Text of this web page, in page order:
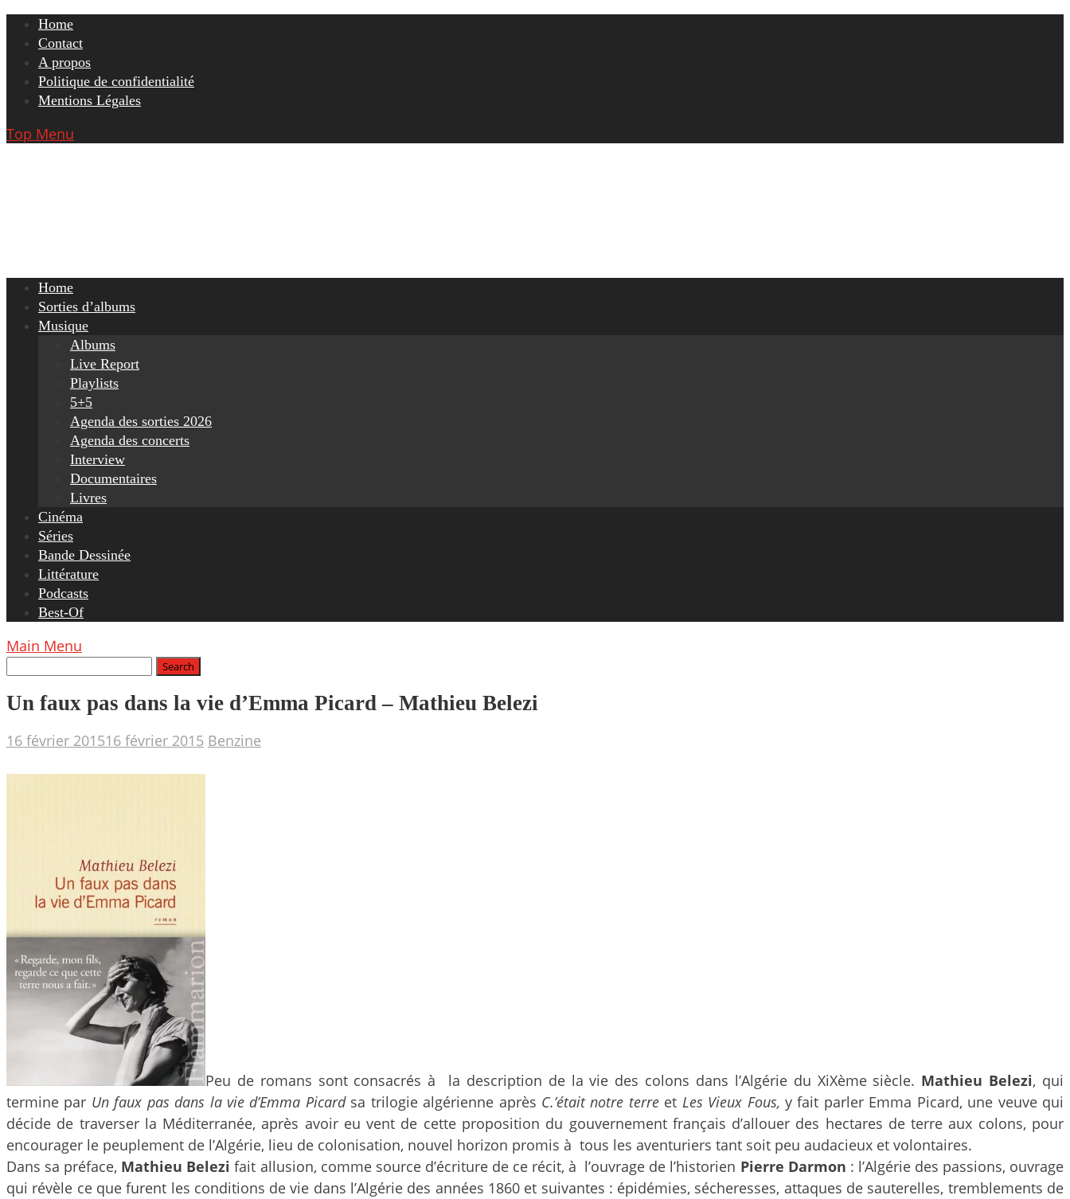
Skip
content
Home
Contact
A propos
Politique de confidentialité
Mentions Légales
Top Menu
Home
Sorties d’albums
Musique
Albums
Live Report
Playlists
5+5
Agenda des sorties 2026
Agenda des concerts
Interview
Documentaires
Livres
Cinéma
Séries
Bande Dessinée
Littérature
Podcasts
Best-Of
Main Menu
Un faux pas dans la vie d’Emma Picard – Mathieu Belezi
16 février 201516 février 2015 Benzine
Peu de romans sont consacrés à la description de la vie des colons dans l’Algérie du XiXème siècle. Mathieu Belezi, qui
termine par Un faux pas dans la vie d’Emma Picardsa trilogie algérienne après C.’était notre terreet Les Vieux Fous, y fait parler Emma Picard, une veuve qui
décide de traverser la Méditerranée, après avoir eu vent de cette proposition du gouvernement français d’allouer des hectares de terre aux colons, pour
encourager le peuplement de l’Algérie, lieu de colonisation, nouvel horizon promis à tous les aventuriers tant soit peu audacieux et volontaires.
Dans sa préface, Mathieu Belezi fait allusion, comme source d’écriture de ce récit, à l’ouvrage de l’historien Pierre Darmon : l’Algérie des passions, ouvrage
qui révèle ce que furent les conditions de vie dans l’Algérie des années 1860 et suivantes : épidémies, sécheresses, attaques de sauterelles, tremblements de